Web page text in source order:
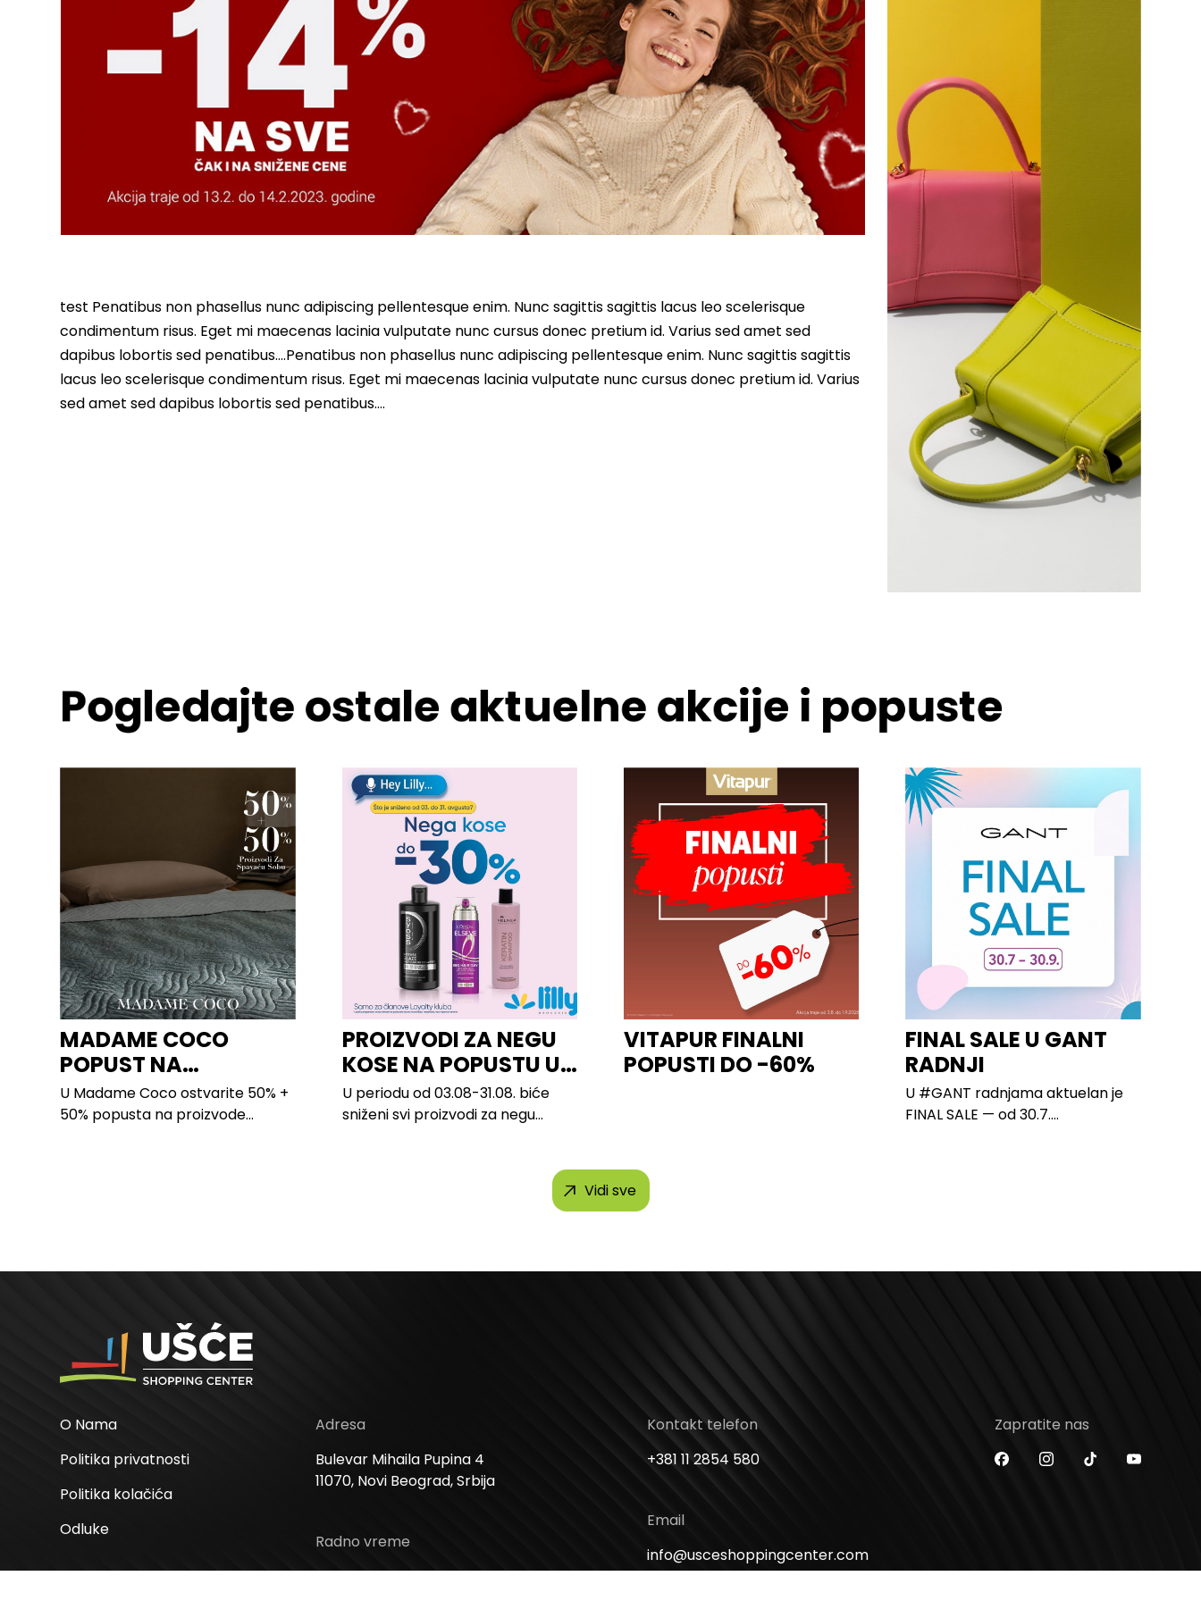
test Penatibus non phasellus nunc adipiscing pellentesque enim. Nunc sagittis sagittis lacus leo scelerisque
condimentum risus. Eget mi maecenas lacinia vulputate nunc cursus donec pretium id. Varius sed amet sed
dapibus lobortis sed penatibus….Penatibus non phasellus nunc adipiscing pellentesque enim. Nunc sagittis sagittis
lacus leo scelerisque condimentum risus. Eget mi maecenas lacinia vulputate nunc cursus donec pretium id. Varius
sed amet sed dapibus lobortis sed penatibus….
Pogledajte ostale aktuelne akcije i popuste
MADAME COCO
POPUST NA
PROIZVODE ZA
SPAVAĆU SOBU
U Madame Coco ostvarite 50% +
50% popusta na proizvode...
PROIZVODI ZA NEGU
KOSE NA POPUSTU U
LILLY
U periodu od 03.08-31.08. biće
sniženi svi proizvodi za negu
VITAPUR FINALNI
POPUSTI DO -60%
FINAL SALE U GANT
RADNJI
U #GANT radnjama aktuelan je
FINAL SALE — od 30.7....
Vidi sve
O Nama
Politika privatnosti
Politika kolačića
Odluke
Adresa
Bulevar Mihaila Pupina 4
11070, Novi Beograd, Srbija
Radno vreme
Ponedeljak – Nedelja: 10 – 22h
Kontakt telefon
+381 11 2854 580
Email
info@usceshoppingcenter.com
Zapratite nas